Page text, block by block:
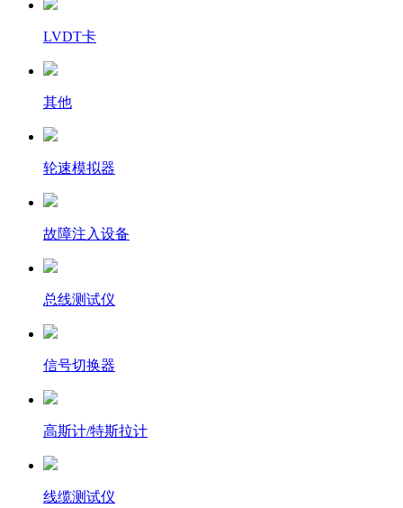
LVDT卡
其他
轮速模拟器
故障注入设备
总线测试仪
信号切换器
高斯计/特斯拉计
线缆测试仪